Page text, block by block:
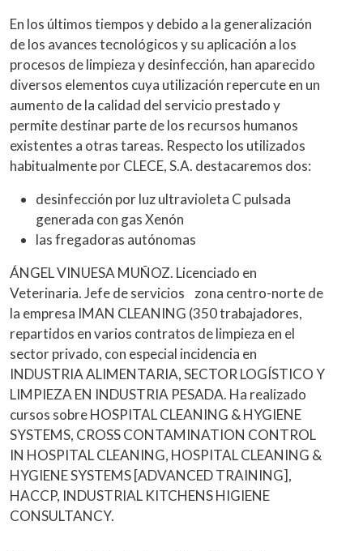
En los últimos tiempos y debido a la generalización
de los avances tecnológicos y su aplicación a los
procesos de limpieza y desinfección, han aparecido
diversos elementos cuya utilización repercute en un
aumento de la calidad del servicio prestado y
permite destinar parte de los recursos humanos
existentes a otras tareas. Respecto los utilizados
habitualmente por CLECE, S.A. destacaremos dos:
desinfección por luz ultravioleta C pulsada
generada con gas Xenón
las fregadoras autónomas
ÁNGEL VINUESA MUÑOZ. Licenciado en
Veterinaria. Jefe de servicios zona centro-norte de
la empresa IMAN CLEANING (350 trabajadores,
repartidos en varios contratos de limpieza en el
sector privado, con especial incidencia en
INDUSTRIA ALIMENTARIA, SECTOR LOGÍSTICO Y
LIMPIEZA EN INDUSTRIA PESADA. Ha realizado
cursos sobre HOSPITAL CLEANING & HYGIENE
SYSTEMS, CROSS CONTAMINATION CONTROL
IN HOSPITAL CLEANING, HOSPITAL CLEANING &
HYGIENE SYSTEMS [ADVANCED TRAINING],
HACCP, INDUSTRIAL KITCHENS HIGIENE
CONSULTANCY.